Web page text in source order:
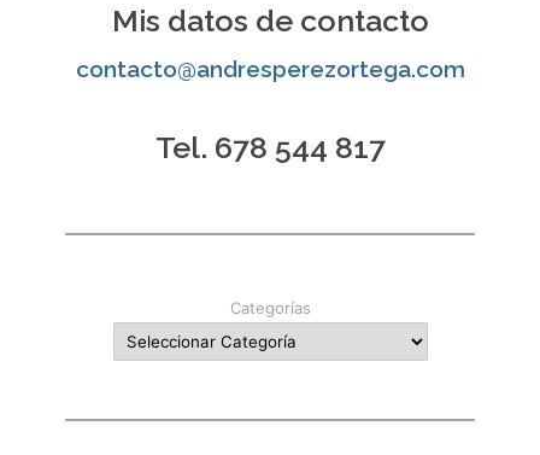
entradasMis datos de contacto
contacto@andresperezortega.com
Tel. 678 544 817
Categorías